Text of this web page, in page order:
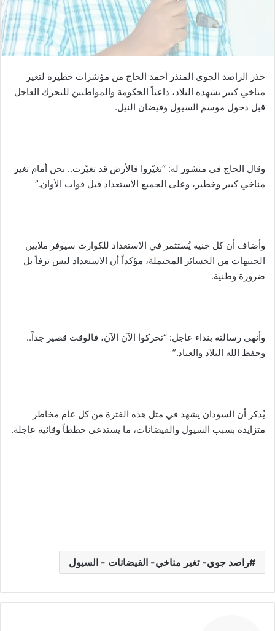
و
ن
ي
ا
حذر الراصد الجوي المنذر أحمد الحاج من مؤشرات خطيرة لتغير
مناخي كبير تشهده البلاد، داعياً الحكومة والمواطنين للتحرك العاجل
قبل دخول موسم السيول وفيضان النيل.
وقال الحاج في منشور له: “تغيّروا فالأرض قد تغيّرت.. نحن أمام تغير
مناخي كبير وخطير، وعلى الجميع الاستعداد قبل فوات الأوان.”
وأضاف أن كل جنيه يُستثمر في الاستعداد للكوارث سيوفر ملايين
الجنيهات من الخسائر المحتملة، مؤكداً أن الاستعداد ليس ترفاً بل
ضرورة وطنية.
وأنهى رسالته بنداء عاجل: “تحركوا الآن الآن، فالوقت قصير جداً..
وحفظ الله البلاد والعباد.”
يُذكر أن السودان يشهد في مثل هذه الفترة من كل عام مخاطر
متزايدة بسبب السيول والفيضانات، ما يستدعي خططاً وقائية عاجلة.
راصد جوي- تغير مناخي- الفيضانات - السيول